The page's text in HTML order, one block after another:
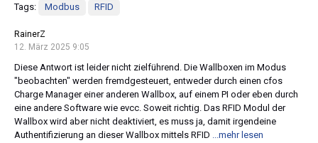
Tags: Modbus RFID
RainerZ
12. März 2025 9:05
Diese Antwort ist leider nicht zielführend. Die Wallboxen im Modus
"beobachten" werden fremdgesteuert, entweder durch einen cfos
Charge Manager einer anderen Wallbox, auf einem PI oder eben durch
eine andere Software wie evcc. Soweit richtig. Das RFID Modul der
Wallbox wird aber nicht deaktiviert, es muss ja, damit irgendeine
Authentifizierung an dieser Wallbox mittels RFID ...mehr lesen